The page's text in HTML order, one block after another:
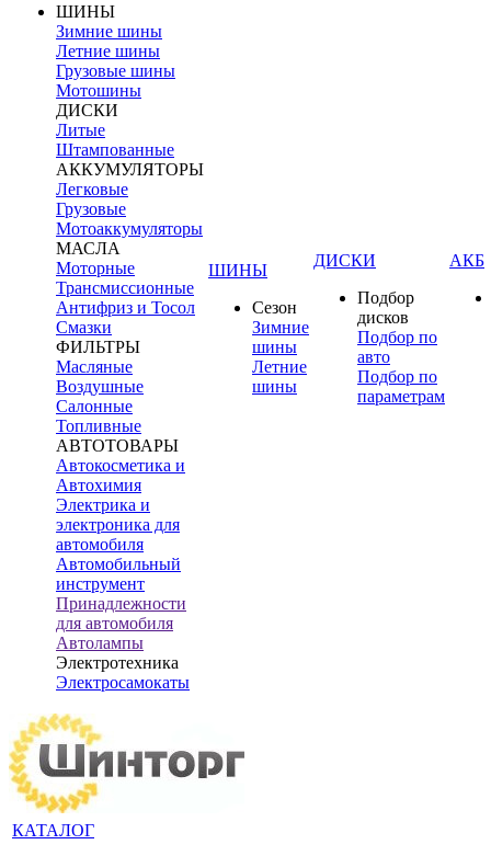
ШИНЫ
Зимние шины
Летние шины
Грузовые шины
Мотошины
ДИСКИ
Литые
Штампованные
АККУМУЛЯТОРЫ
Легковые
Грузовые
Мотоаккумуляторы
МАСЛА
Моторные
Трансмиссионные
Антифриз и Тосол
Смазки
ФИЛЬТРЫ
Масляные
Воздушные
Салонные
Топливные
АВТОТОВАРЫ
Автокосметика и
Автохимия
Электрика и
электроника для
автомобиля
Автомобильный
инструмент
Принадлежности
для автомобиля
Автолампы
Электротехника
Электросамокаты
ШИНЫ
Сезон
Зимние
шины
Летние
шины
ДИСКИ
Подбор
дисков
Подбор по
авто
Подбор по
параметрам
АКБ
КАТАЛОГ